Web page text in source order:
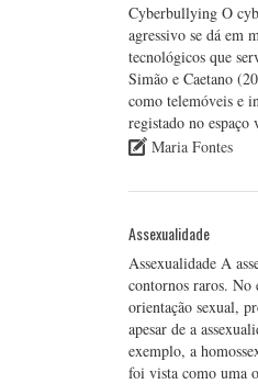
Cyberbullying O
agressivo se dá em
tecnológicos que
Simão e Caetano
como telemóveis e
registado no
Maria Fontes
Assexualidade
Assexualidade A
contornos raros. No
orientação sexual,
apesar de a
exemplo, a
foi vista como uma